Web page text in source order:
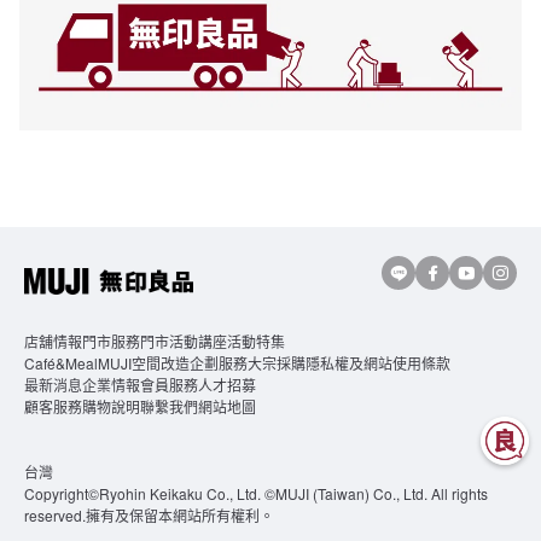
台灣
Copyright©Ryohin Keikaku Co., Ltd. ©MUJI (Taiwan) Co., Ltd. All rights
reserved.擁有及保留本網站所有權利。
店舖情報門市服務門市活動講座活動特集
Café&MealMUJI空間改造企劃服務大宗採購隱私權及網站使用條款
最新消息企業情報會員服務人才招募
顧客服務購物說明聯繫我們網站地圖